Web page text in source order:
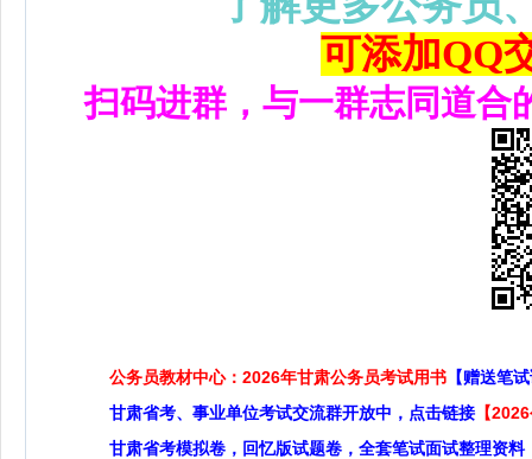
可添加QQ
扫码进群，与一群志同道合
公务员教材中心：2026年甘肃公务员考试用书 【赠送笔
甘肃省考、事业单位考试交流群开放中，点击链接 【
甘肃省考模拟卷，回忆版试题卷，全套笔试面试整理资料